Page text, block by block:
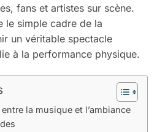
fans et artistes sur scène.
le simple cadre de la
un véritable spectacle
à la performance physique.
la musique et l’ambiance